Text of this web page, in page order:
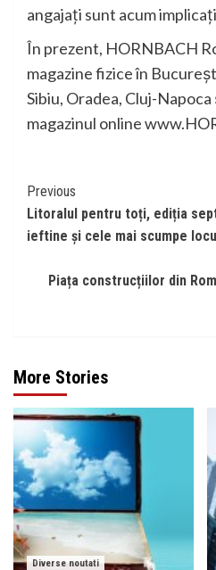
angajați sunt acum
În prezent, HORNBACH
magazine fizice în
Sibiu, Oradea, Cluj-
magazinul online
Continue
Reading
Previous
Litoralul pentru toți, ediția
ieftine și cele mai scumpe
Piața construcțiilor din
More Stories
Diverse noutati